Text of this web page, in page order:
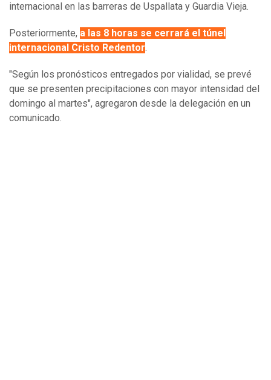
internacional en las barreras de Uspallata y Guardia Vieja.
Posteriormente, a las 8 horas se cerrará el túnel
internacional Cristo Redentor.
"Según los pronósticos entregados por vialidad, se prevé
que se presenten precipitaciones con mayor intensidad del
domingo al martes", agregaron desde la delegación en un
comunicado.